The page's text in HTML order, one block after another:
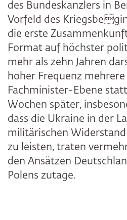
des Bundeskanzlers in
Vorfeld des
die erste
Format auf höchster
mehr als zehn Jahren
hoher Frequenz
Fachminister-Ebene
Wochen später,
dass die Ukraine in der
militärischen
zu leisten, traten
den Ansätzen
Polens zutage.